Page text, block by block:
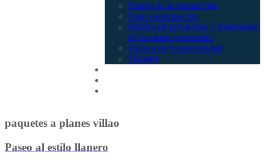
Estado de tu transacción
Pago confirmación
Política de privacidad y tratamiento
de los datos personales
Política de Sostenibilidad
Tiquetes
paquetes a planes villao
Paseo al estilo llanero